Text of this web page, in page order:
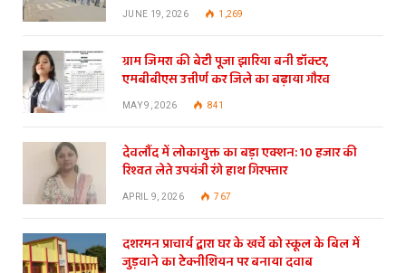
JUNE 19, 2026 1,269
ग्राम जिमरा की बेटी पूजा झारिया बनी डॉक्टर,
एमबीबीएस उत्तीर्ण कर जिले का बढ़ाया गौरव
MAY 9, 2026 841
देवलौंद में लोकायुक्त का बड़ा एक्शन: 10 हजार की
रिश्वत लेते उपयंत्री रंगे हाथ गिरफ्तार
APRIL 9, 2026 767
दशरमन प्राचार्य द्वारा घर के खर्चे को स्कूल के बिल में
जुड़वाने का टेक्नीशियन पर बनाया दवाब